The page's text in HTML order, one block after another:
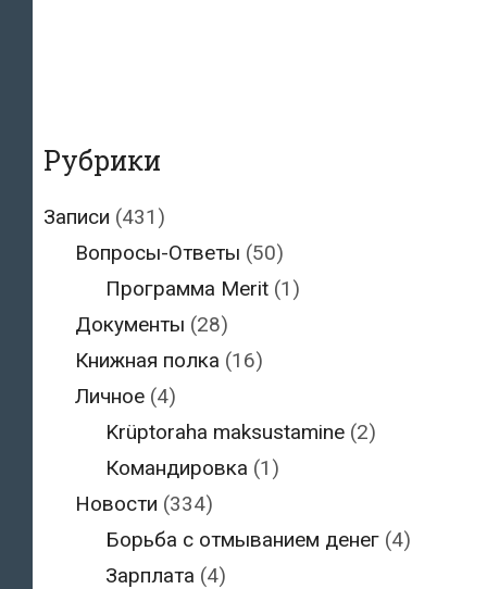
Рубрики
Записи (431)
Вопросы-Ответы (50)
Программа Merit (1)
Документы (28)
Книжная полка (16)
Личное(4)
Krüptoraha maksustamine (2)
Командировка (1)
Новости (334)
Борьба с отмыванием денег (4)
Зарплата (4)